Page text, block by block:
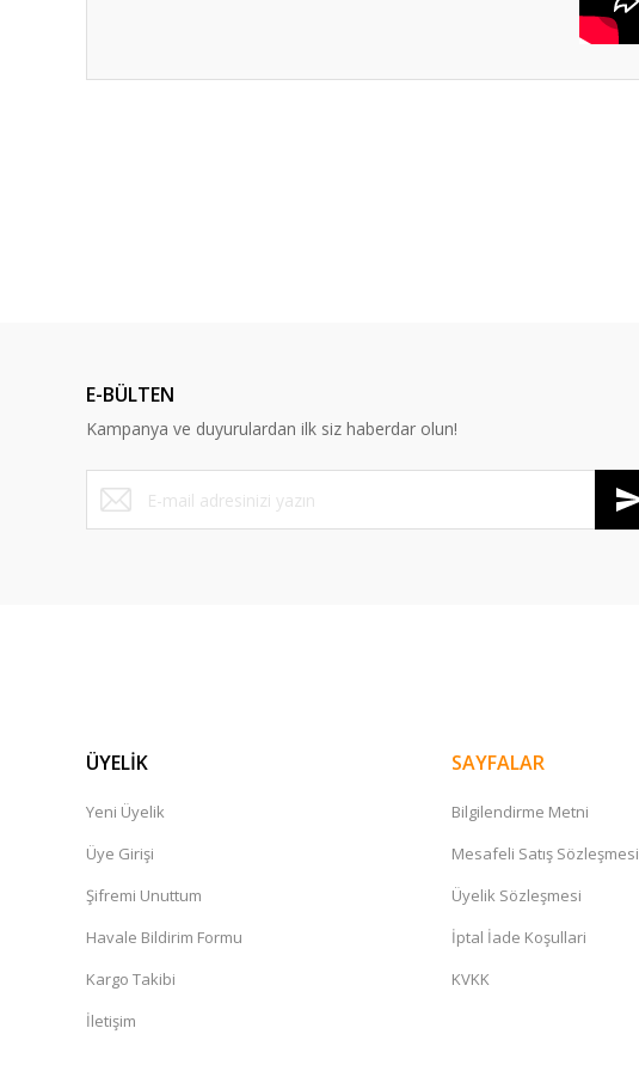
Yonex
Tenis Kordaj Çekim Servisi
E-BÜLTEN
Kampanya ve duyurulardan ilk siz haberdar olun!
ÜYELİK
Yeni Üyelik
Üye Girişi
Şifremi Unuttum
Havale Bildirim Formu
Kargo Takibi
İletişim
SAYFALAR
Bilgilendirme Metni
Mesafeli Satış Sözleşmesi
Üyelik Sözleşmesi
İptal İade Koşullari
KVKK